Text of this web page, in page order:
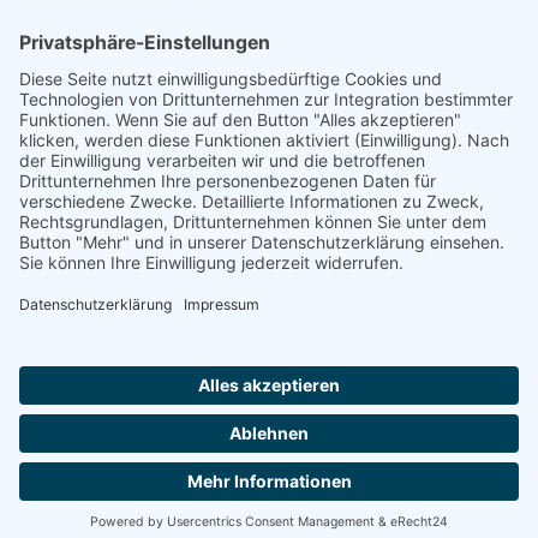
Footer
Cookie-Einstellungen Datenschutz
Impressum
intern
by